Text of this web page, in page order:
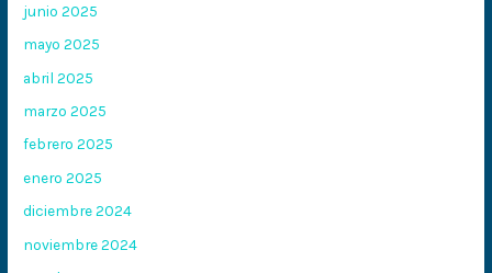
junio 2025
mayo 2025
abril 2025
marzo 2025
febrero 2025
enero 2025
diciembre 2024
noviembre 2024